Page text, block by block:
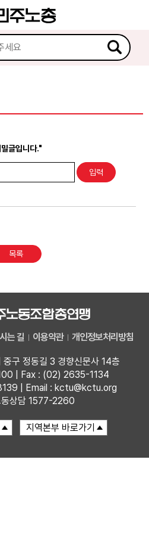
글입니다."
목록
는 길 이용약관 개인정보처리방침
구 정동길 3 경향신문사 14층
| Fax : (02) 2635-1134
| Email : kctu@kctu.org
동상담 1577-2260
케치북5
케치북5